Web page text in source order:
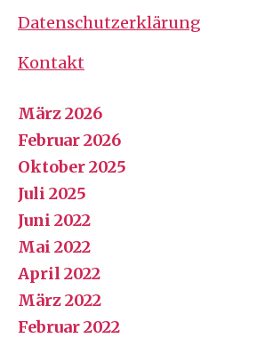
Datenschutzerklärung
Kontakt
März 2026
Februar 2026
Oktober 2025
Juli 2025
Juni 2022
Mai 2022
April 2022
März 2022
Februar 2022